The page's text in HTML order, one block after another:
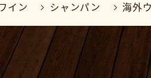
イン シャンパン 海外